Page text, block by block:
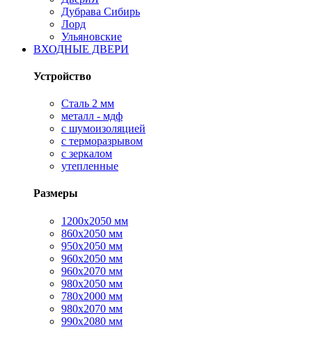
Дубрава Сибирь
Лорд
Ульяновские
ВХОДНЫЕ ДВЕРИ
Устройство
Сталь 2 мм
металл - мдф
с шумоизоляцией
с терморазрывом
с зеркалом
утепленные
Размеры
1200х2050 мм
860х2050 мм
950х2050 мм
960х2050 мм
960х2070 мм
980х2050 мм
780х2000 мм
980х2070 мм
990х2080 мм